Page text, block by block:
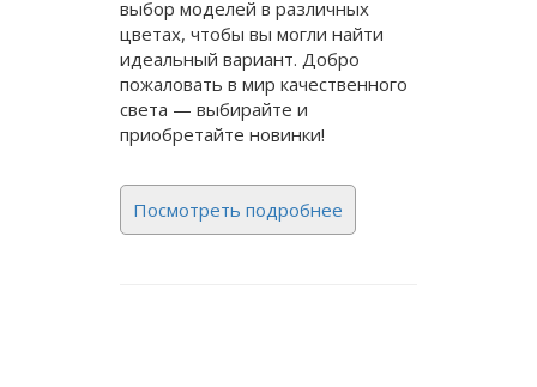
выбор моделей в различных
цветах, чтобы вы могли найти
идеальный вариант. Добро
пожаловать в мир качественного
света — выбирайте и
приобретайте новинки!
Посмотреть подробнее